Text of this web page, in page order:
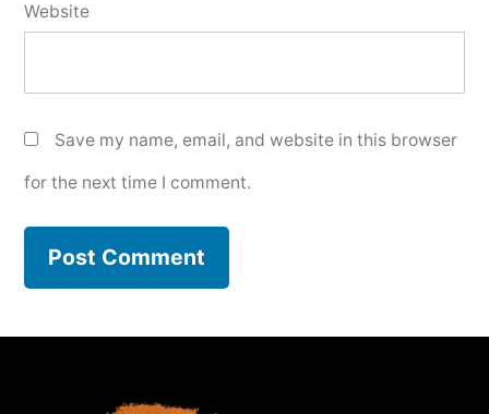
Website
Save my name, email, and website in this browser
for the next time I comment.